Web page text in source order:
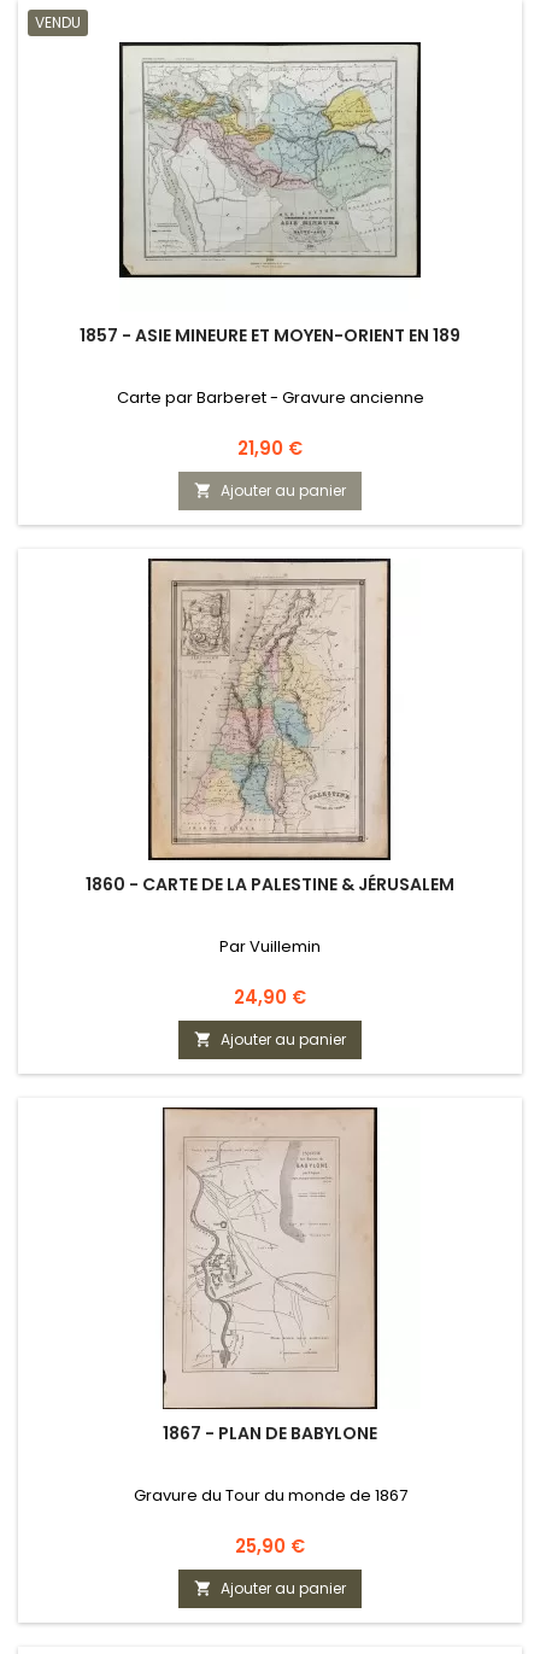
VENDU
1857 - ASIE MINEURE ET MOYEN-ORIENT EN 189
Carte par Barberet - Gravure ancienne
Prix
21,90 €
 Ajouter au panier
1860 - CARTE DE LA PALESTINE & JÉRUSALEM
Par Vuillemin
Prix
24,90 €
 Ajouter au panier
1867 - PLAN DE BABYLONE
Gravure du Tour du monde de 1867
Prix
25,90 €
 Ajouter au panier